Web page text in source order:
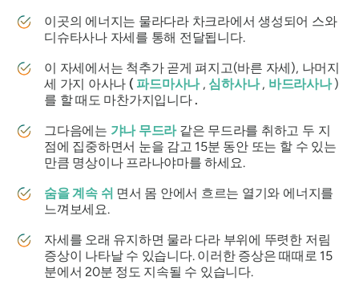
이곳의 에너지는 물라다라 차크라에서 생성되어 스와
디슈타사나 자세를 통해 전달됩니다.
이 자세에서는 척추가 곧게 펴지고(바른 자세), 나머지
세 가지 아사나 ( 파드마사나, 심하사나, 바드라사나)
를 할 때도 마찬가지입니다.
그다음에는 갸나 무드라같은 무드라를 취하고 두 지
점에 집중하면서 눈을 감고 15분 동안 또는 할 수 있는
만큼 명상이나 프라나야마를 하세요.
숨을 계속 쉬 면서 몸 안에서 흐르는 열기와 에너지를
느껴보세요.
자세를 오래 유지하면 물라다라 부위에 뚜렷한 저림
증상이 나타날 수 있습니다. 이러한 증상은 때때로 15
분에서 20분 정도 지속될 수 있습니다.